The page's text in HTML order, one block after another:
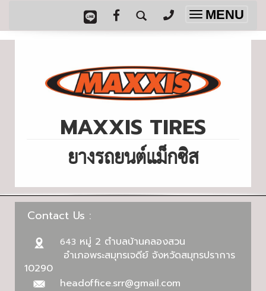
Toggle
navigation
MENU
MAXXIS TIRES
ยางรถยนต์แม็กซิส
Contact Us :
643 หมู่ 2 ตำบลบ้านคลองสวน
อำเภอพระสมุทรเจดีย์ จังหวัดสมุทรปราการ
10290
headoffice.srr@gmail.com